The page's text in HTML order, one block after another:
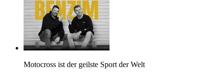
Motocross ist der geilste Sport der Welt